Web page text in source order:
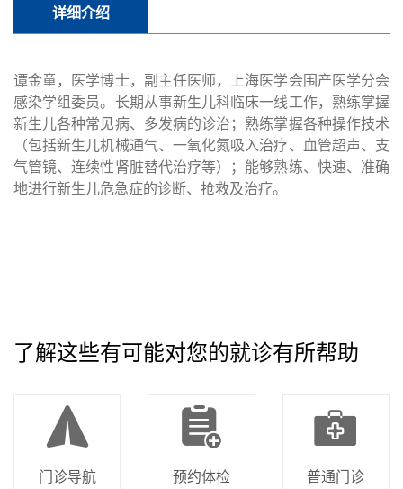
详细介绍
谭金童，医学博士，副主任医师，上海医学会围产医学分会
感染学组委员。长期从事新生儿科临床一线工作，熟练掌握
新生儿各种常见病、多发病的诊治；熟练掌握各种操作技术
（包括新生儿机械通气、一氧化氮吸入治疗、血管超声、支
气管镜、连续性肾脏替代治疗等）；能够熟练、快速、准确
地进行新生儿危急症的诊断、抢救及治疗。
了解这些有可能对您的就诊有所帮助
门诊导航 预约体检 普通门诊